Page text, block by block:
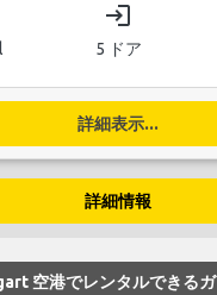
login
5 ドア
詳細表示...
詳細情報
空港でレンタルできるガ